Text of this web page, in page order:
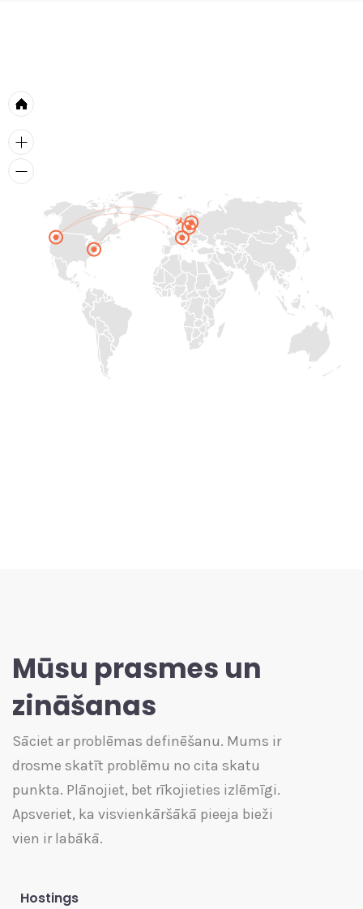
Mūsu prasmes un
zināšanas
Sāciet ar problēmas definēšanu. Mums ir
drosme skatīt problēmu no cita skatu
punkta. Plānojiet, bet rīkojieties izlēmīgi.
Apsveriet, ka visvienkāršākā pieeja bieži
vien ir labākā.
Hostings